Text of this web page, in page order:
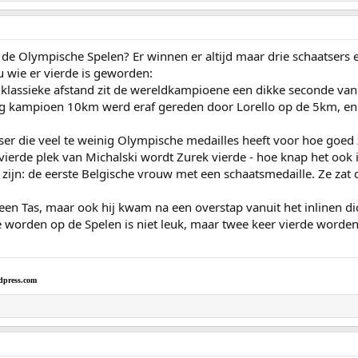
Olympische Spelen? Er winnen er altijd maar drie
wie er vierde is geworden:
afstand zit de wereldkampioene een dikke seconde
kampioen 10km werd eraf gereden door Lorello op de 5km,
die veel te weinig Olympische medailles heeft voor hoe goed
plek van Michalski wordt Zurek vierde - hoe knap het ook
de eerste Belgische vrouw met een schaatsmedaille. Ze
Tas, maar ook hij kwam na een overstap vanuit het inlinen
op de Spelen is niet leuk, maar twee keer vierde